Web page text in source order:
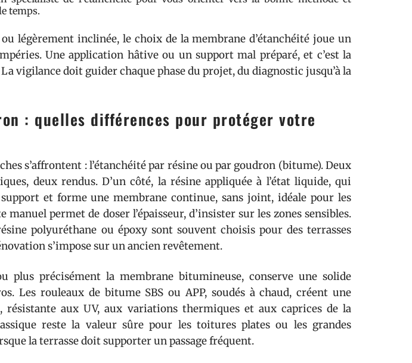
temps.
légèrement inclinée, le choix de la membrane d’étanchéité joue un
Une application hâtive ou un support mal préparé, et c’est la
vigilance doit guider chaque phase du projet, du diagnostic jusqu’à la
: quelles différences pour protéger votre
s’affrontent : l’étanchéité par résine ou par goudron (bitume). Deux
deux rendus. D’un côté, la résine appliquée à l’état liquide, qui
et forme une membrane continue, sans joint, idéale pour les
manuel permet de doser l’épaisseur, d’insister sur les zones sensibles.
polyuréthane ou époxy sont souvent choisis pour des terrasses
s’impose sur un ancien revêtement.
plus précisément la membrane bitumineuse, conserve une solide
Les rouleaux de bitume SBS ou APP, soudés à chaud, créent une
résistante aux UV, aux variations thermiques et aux caprices de la
reste la valeur sûre pour les toitures plates ou les grandes
la terrasse doit supporter un passage fréquent.